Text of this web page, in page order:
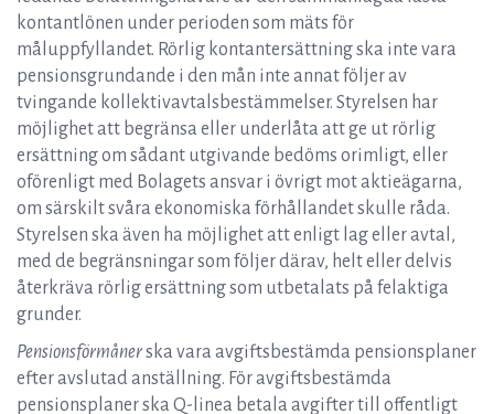
kontantlönen under perioden som mäts för
måluppfyllandet. Rörlig kontantersättning ska inte vara
pensionsgrundande i den mån inte annat följer av
tvingande kollektivavtalsbestämmelser. Styrelsen har
möjlighet att begränsa eller underlåta att ge ut rörlig
ersättning om sådant utgivande bedöms orimligt, eller
oförenligt med Bolagets ansvar i övrigt mot aktieägarna,
om särskilt svåra ekonomiska förhållandet skulle råda.
Styrelsen ska även ha möjlighet att enligt lag eller avtal,
med de begränsningar som följer därav, helt eller delvis
återkräva rörlig ersättning som utbetalats på felaktiga
grunder.
Pensionsförmånerska vara avgiftsbestämda pensionsplaner
efter avslutad anställning. För avgiftsbestämda
pensionsplaner ska Q-linea betala avgifter till offentligt